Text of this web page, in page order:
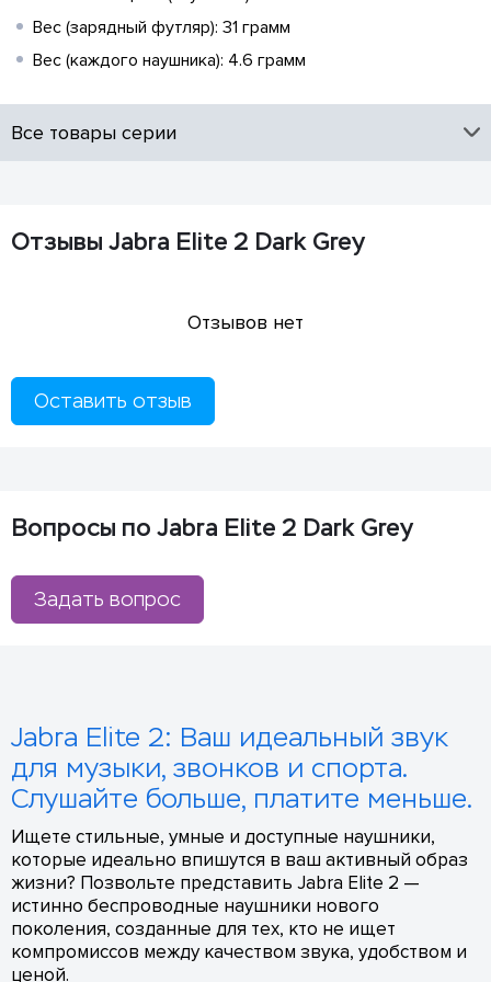
Вес (зарядный футляр): 31 грамм
Вес (каждого наушника): 4.6 грамм
Все товары серии
Отзывы Jabra Elite 2 Dark Grey
Отзывов нет
Оставить отзыв
Вопросы по Jabra Elite 2 Dark Grey
Задать вопрос
Jabra Elite 2: Ваш идеальный звук
для музыки, звонков и спорта.
Слушайте больше, платите меньше.
Ищете стильные, умные и доступные наушники,
которые идеально впишутся в ваш активный образ
жизни? Позвольте представить Jabra Elite 2 —
истинно беспроводные наушники нового
поколения, созданные для тех, кто не ищет
компромиссов между качеством звука, удобством и
ценой.